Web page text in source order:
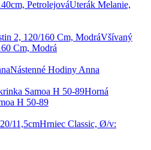
Uterák Melanie,
Všívaný
Cm, Modrá
Nástenné Hodiny Anna
Horná
H 50-89
Hrniec Classic, Ø/v: